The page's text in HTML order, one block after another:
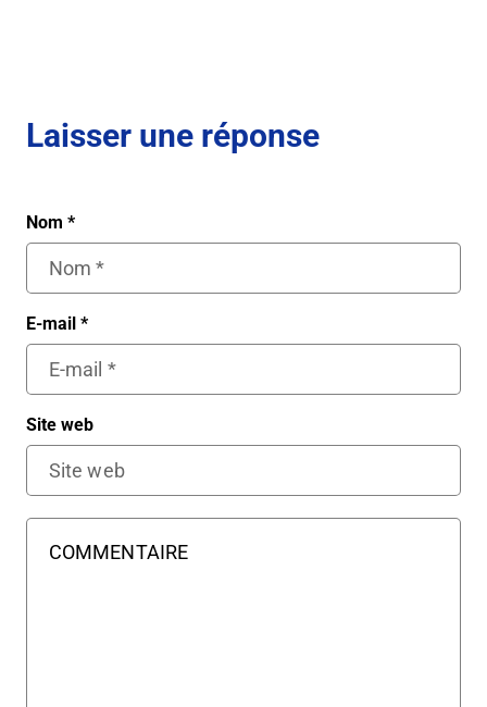
Laisser une réponse
Nom *
E-mail *
Site web